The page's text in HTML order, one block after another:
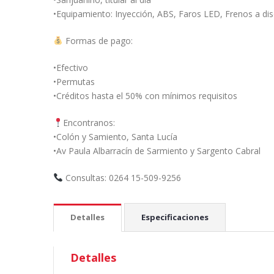
•Equipamiento: Inyección, ABS, Faros LED, Frenos a
Formas de pago:
•Efectivo
•Permutas
•Créditos hasta el 50% con mínimos requisitos
Encontranos:
•Colón y Samiento, Santa Lucía
•Av Paula Albarracín de Sarmiento y Sargento Cabral
Consultas: 0264 15-509-9256
Detalles Especificaciones
Detalles